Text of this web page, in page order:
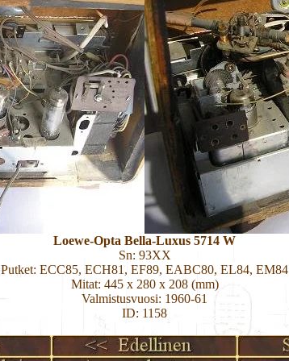
Loewe-Opta Bella-Luxus 5714 W
Sn: 93XX
Putket: ECC85, ECH81, EF89, EABC80, EL84, EM84
Mitat: 445 x 280 x 208 (mm)
Valmistusvuosi: 1960-61
ID: 1158